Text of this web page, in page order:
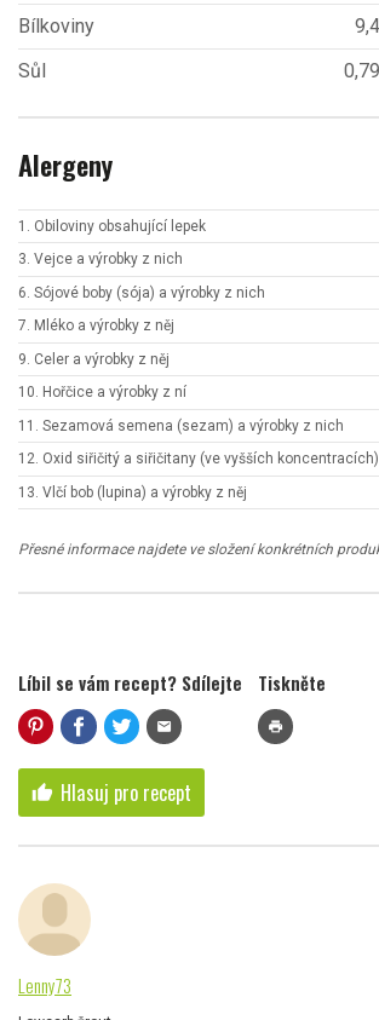
Bílkoviny
Sůl
Alergeny
1. Obiloviny obsahující lepek
3. Vejce a výrobky z nich
6. Sójové boby (sója) a výrobky z nich
7. Mléko a výrobky z něj
9. Celer a výrobky z něj
10. Hořčice a výrobky z ní
11. Sezamová semena (sezam) a výrobky z nich
12. Oxid siřičitý a siřičitany (ve vyšších koncentracích)
13. Vlčí bob (lupina) a výrobky z něj
Přesné informace najdete ve složení konkrétních
Líbil se vám recept? Sdílejte
mail
Tiskněte
print
thumb_up Hlasuj pro recept
Lenny73